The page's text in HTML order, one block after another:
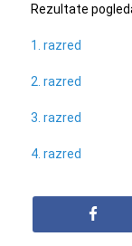
Rezultate
1. razred
2. razred
3. razred
4. razred